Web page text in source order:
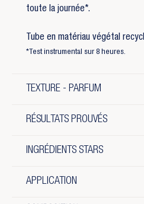
toute la journée*.
Tube en matériau végétal
*Test instrumental sur 8 heures.
TEXTURE - PARFUM
RÉSULTATS PROUVÉS
INGRÉDIENTS STARS
APPLICATION